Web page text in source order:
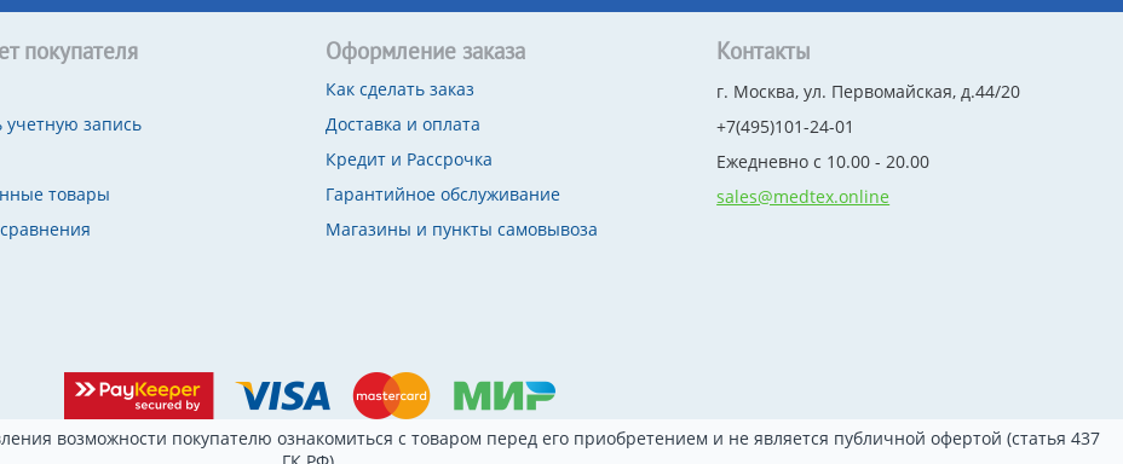
покупателя
учетную запись
товары
Оформление заказа
Как сделать заказ
Доставка и оплата
Кредит и Рассрочка
Гарантийное обслуживание
Магазины и пункты самовывоза
Контакты
г. Москва, ул. Первомайская, д.44/20
+7(495)101-24-01
Ежедневно с 10.00 - 20.00
sales@medtex.online
возможности покупателю ознакомиться с товаром перед его приобретением и не является публичной офертой (статья 437